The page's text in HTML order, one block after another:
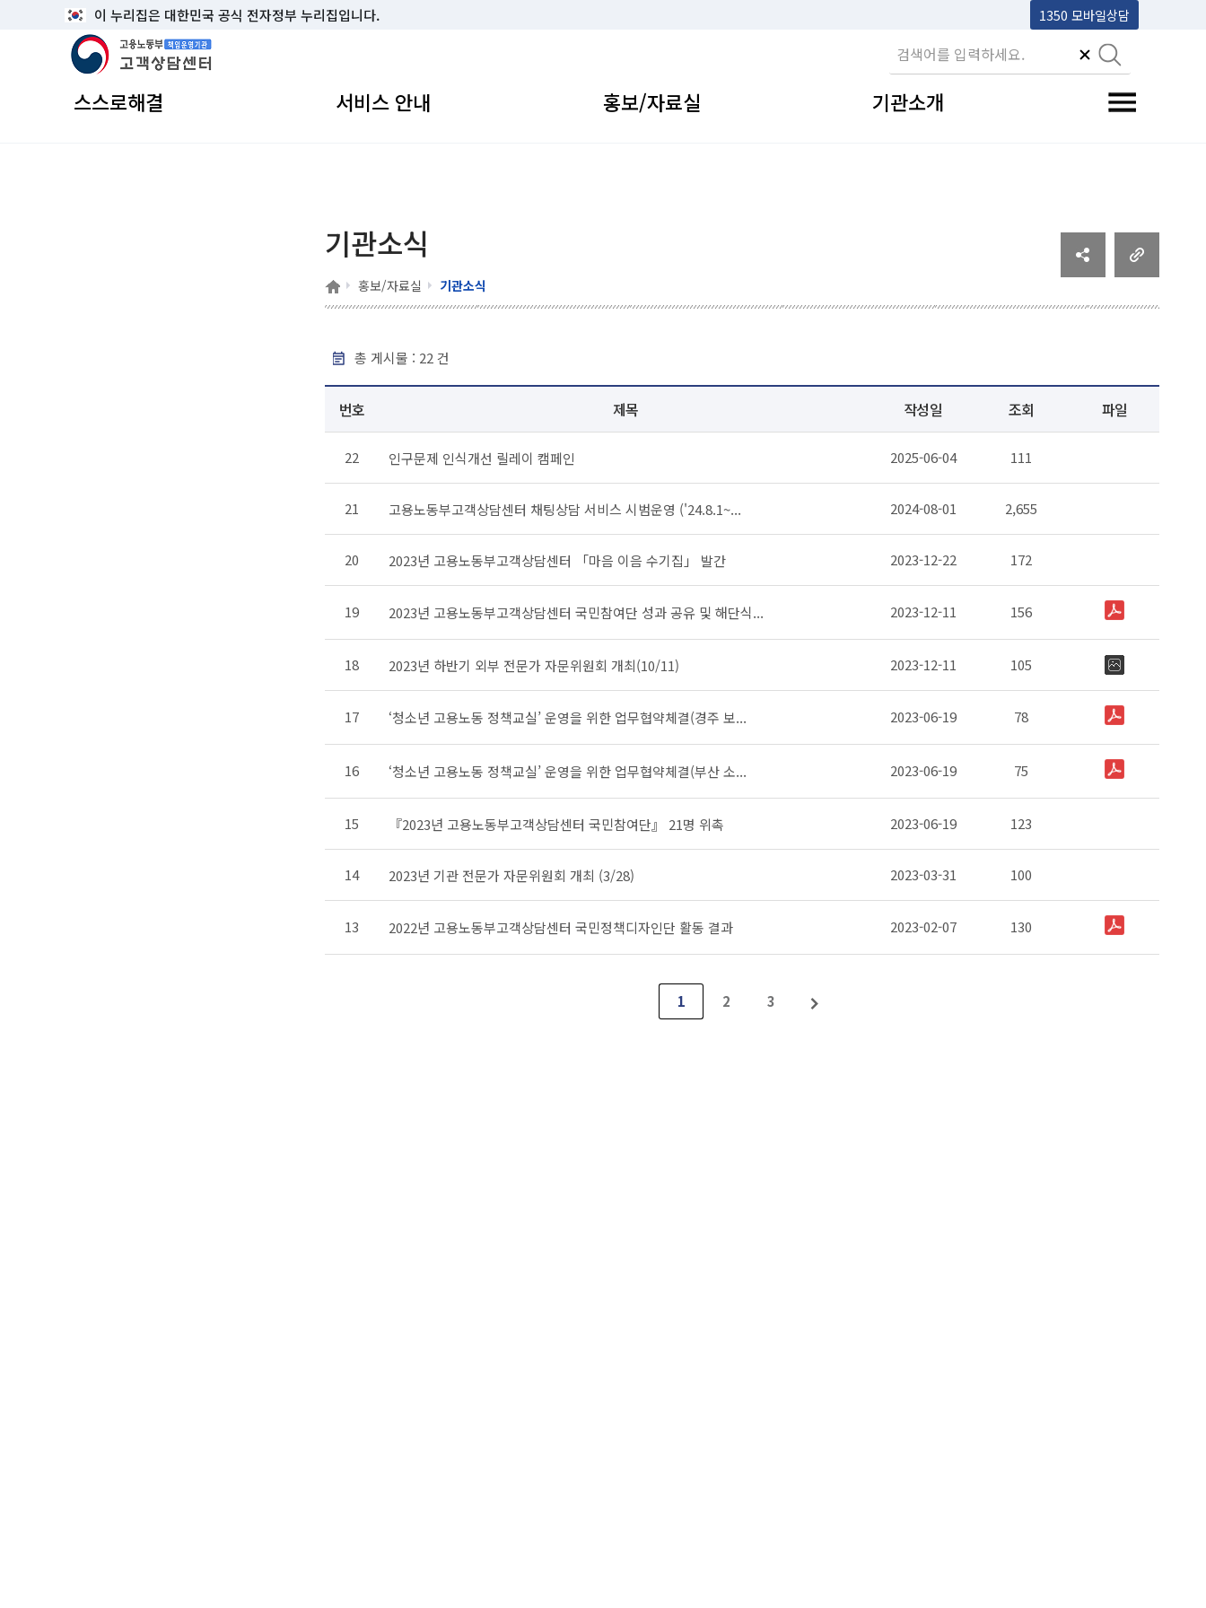
이 누리집은 대한민국 공식 전자정부 누리집입니다. 1350 모바일상담
고용노동부 책임운영기관 고객상담센터
스스로해결 서비스 안내 홍보/자료실 기관소개 전체메뉴 토글
기관소식
홈 홍보/자료실 기관소식
총 게시물 : 22 건
번호 제목 작성일 조회 파일
22 인구문제 인식개선 릴레이 캠페인 2025-06-04 111
21 고용노동부고객상담센터 채팅상담 서비스 시범운영 ('24.8.1~... 2024-08-01 2,655
20 2023년 고용노동부고객상담센터 「마음 이음 수기집」 발간 2023-12-22 172
19 2023년 고용노동부고객상담센터 국민참여단 성과 공유 및 해단식... 2023-12-11 156
18 2023년 하반기 외부 전문가 자문위원회 개최(10/11) 2023-12-11 105
17 ‘청소년 고용노동 정책교실’ 운영을 위한 업무협약체결(경주 보... 2023-06-19 78
16 ‘청소년 고용노동 정책교실’ 운영을 위한 업무협약체결(부산 소... 2023-06-19 75
15 『2023년 고용노동부고객상담센터 국민참여단』 21명 위촉 2023-06-19 123
14 2023년 기관 전문가 자문위원회 개최 (3/28) 2023-03-31 100
13 2022년 고용노동부고객상담센터 국민정책디자인단 활동 결과 2023-02-07 130
1 2 3